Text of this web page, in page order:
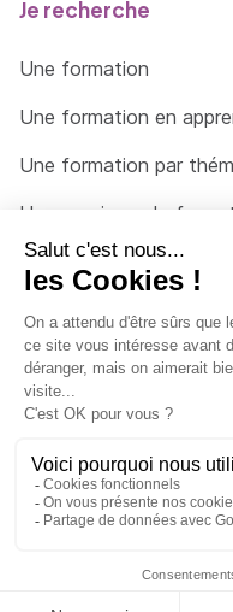
Je recherche
Une formation
Une formation en
Une formation par
Un organisme de
Un conseiller
Une solution pour
© 2026 - Côté
Menu Pied de page
Mentions Légales
Politique de